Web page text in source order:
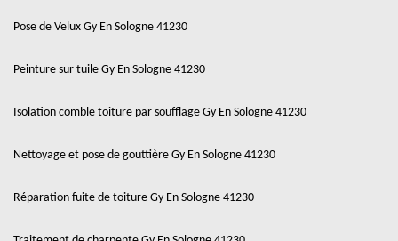
Pose de Velux Gy En Sologne 41230
Peinture sur tuile Gy En Sologne 41230
Isolation comble toiture par soufflage Gy En Sologne 41230
Nettoyage et pose de gouttière Gy En Sologne 41230
Réparation fuite de toiture Gy En Sologne 41230